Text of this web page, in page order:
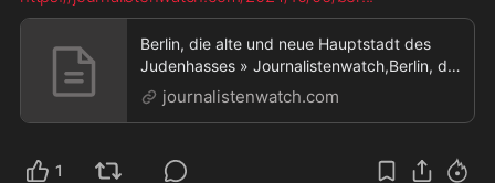
Berlin, die alte und neue Hauptstadt des
Judenhasses » Journalistenwatch,Berlin, die
alte und neue Hauptstadt des Judenhasses
journalistenwatch.com
1